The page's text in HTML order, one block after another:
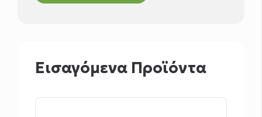
Εισαγόμενα Προϊόντα